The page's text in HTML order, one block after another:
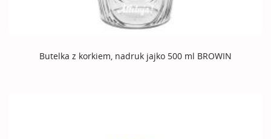
Butelka z korkiem, nadruk jajko 500 ml BROWIN